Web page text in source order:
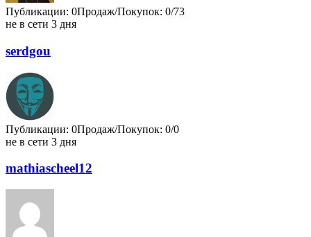
Публикации: 0Продаж/Покупок: 0/73
не в сети 3 дня
serdgou
Публикации: 0Продаж/Покупок: 0/0
не в сети 3 дня
mathiascheel12